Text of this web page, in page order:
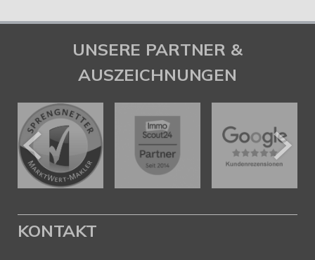
UNSERE PARTNER &
AUSZEICHNUNGEN
KONTAKT